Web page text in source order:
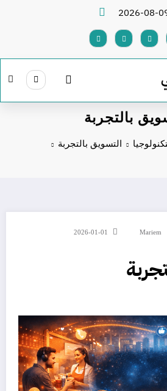
2026-08-
بالتجربة
التسويق بالتجربة
Mariem
2026-01-01